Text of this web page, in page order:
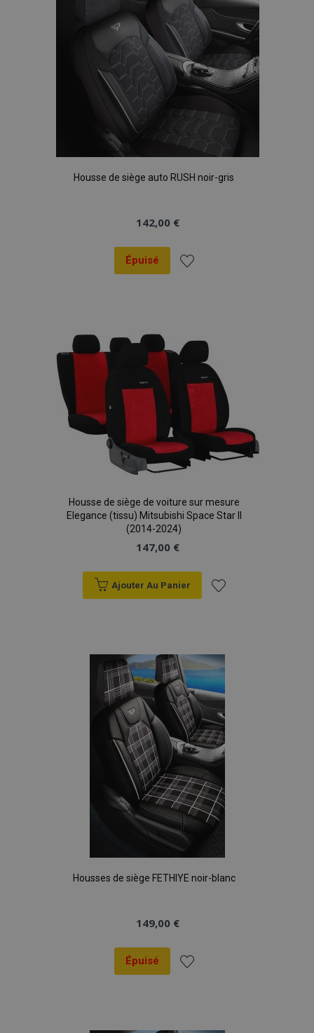
Housse de siège auto RUSH noir-gris
142,00 €
Épuisé
liste
d'achats
Housse de siège de voiture sur mesure
Elegance (tissu) Mitsubishi Space Star II
(2014-2024)
147,00 €
Ajouter Au Panier
liste
d'achats
Housses de siège FETHIYE noir-blanc
149,00 €
Épuisé